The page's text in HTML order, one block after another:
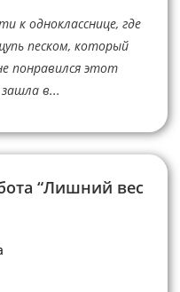
к однокласснице, где
песком, который
понравился этот
в...
“Лишний вес